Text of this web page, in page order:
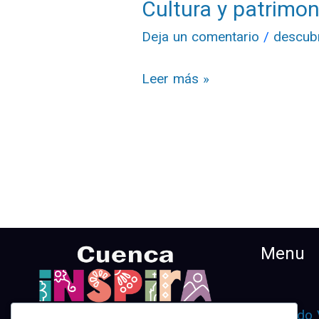
Cultura y
Deja un comentario /
Leer más »
Menu